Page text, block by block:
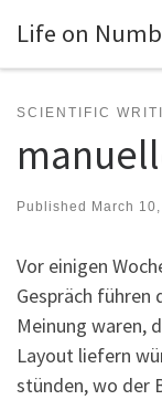
Skip to content
Life on
SCIENTIFIC
Published March
Vor einigen
Gespräch
Meinung waren,
Layout liefern
stünden, wo der